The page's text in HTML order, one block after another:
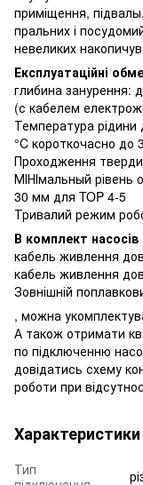
приміщення,
пральних і
невеликих
Експлуатаційні
глибина занурення:
(с кабелем
Температура
°C короткочасно до
Проходження
МІНІмальный
30 мм для TOP 4-5
Тривалий режим
В комплект
кабель живлення
кабель живлення
Зовнішній
, можна
А також отримати
по підключенню
довідатись схему
роботи при
Характеристики
Тип